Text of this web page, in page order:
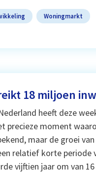
Woningmarkt
18 miljoen
heeft deze
precieze moment
maar de groei
relatief korte periode
vijftien jaar om van